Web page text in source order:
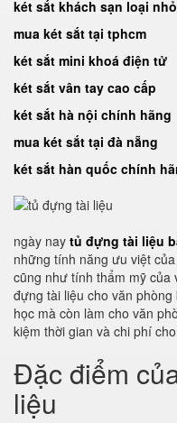
két sắt khách sạn loại nhỏ
mua két sắt tại tphcm
két sắt mini khoá điện tử
két sắt vân tay cao cấp
két sắt hà nội chính hãng
mua két sắt tại đà nẵng
két sắt hàn quốc chính
ngày nay tủ đựng tài liệu
những tính năng ưu việt
cũng như tính thẩm mỹ
đựng tài liệu cho văn
học mà còn làm cho văn
kiệm thời gian và chi phí
Đặc điểm
liệu